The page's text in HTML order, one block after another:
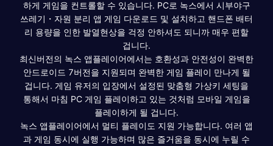
하게 게임을 컨트롤할 수 있습니다. PC로 녹스에서 시부야구
쓰레기・자원 분리 앱 게임 다운로드 및 설치하고 핸드폰 배터
리 용량을 인한 발열현상을 걱정 안하셔도 되니까 매우 편할
겁니다.
최신버전의 녹스 앱플레이어에서는 호환성과 안전성이 완벽한
안드로이드 7버전을 지원되며 완벽한 게임 플레이 만나게 될
겁니다. 게임 유저의 입장에서 설정된 맞춤형 가상키 세팅을
통해서 마침 PC 게임 플레이하고 있는 것처럼 모바일 게임을
플레이하게 될 겁니다.
녹스 앱플레이어에서 멀티 플레이도 지원 가능합니다. 여러 앱
과 게임 동시에 실행 가능하며 많은 즐거움을 동시에 누릴 수